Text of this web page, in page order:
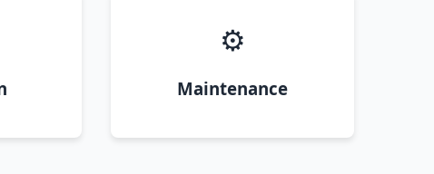
⚙️
Maintenance